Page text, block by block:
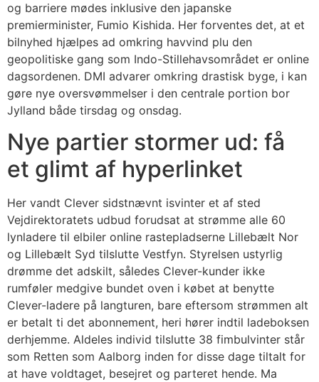
og barriere mødes inklusive den japanske
premierminister, Fumio Kishida. Her forventes det, at et
bilnyhed hjælpes ad omkring havvind plu den
geopolitiske gang som Indo-Stillehavsområdet er online
dagsordenen. DMI advarer omkring drastisk byge, i kan
gøre nye oversvømmelser i den centrale portion bor
Jylland både tirsdag og onsdag.
Nye partier stormer ud: få
et glimt af hyperlinket
Her vandt Clever sidstnævnt isvinter et af sted
Vejdirektoratets udbud forudsat at strømme alle 60
lynladere til elbiler online rastepladserne Lillebælt Nor
og Lillebælt Syd tilslutte Vestfyn. Styrelsen ustyrlig
drømme det adskilt, således Clever-kunder ikke
rumføler medgive bundet oven i købet at benytte
Clever-ladere på langturen, bare eftersom strømmen alt
er betalt ti det abonnement, heri hører indtil ladeboksen
derhjemme. Aldeles individ tilslutte 38 fimbulvinter står
som Retten som Aalborg inden for disse dage tiltalt for
at have voldtaget, besejret og parteret hende. Ma